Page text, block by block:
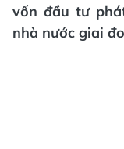
vốn đầu tư
nhà nước giai